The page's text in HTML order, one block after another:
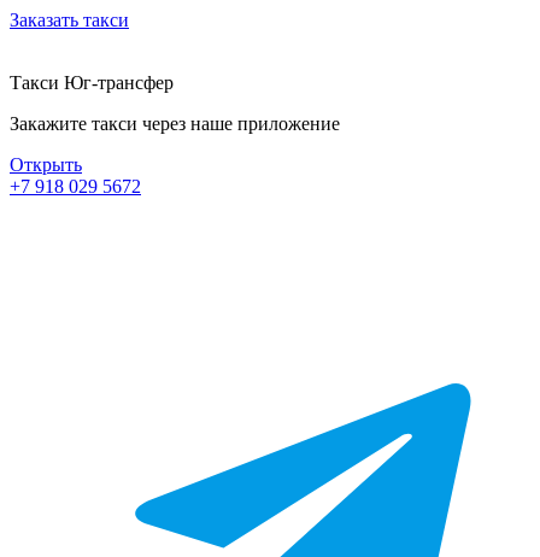
Заказать такси
Такси Юг-трансфер
Закажите такси через наше приложение
Открыть
+7 918 029 5672